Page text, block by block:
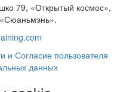
79, «Открытый космос»,
и Согласие пользователя
данных